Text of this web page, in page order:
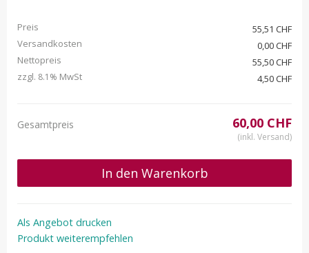
Preis
55,51 CHF
Versandkosten
0,00 CHF
Nettopreis
55,50 CHF
zzgl. 8.1% MwSt 4,50 CHF
Gesamtpreis 60,00 CHF
(inkl. Versand)
In den Warenkorb
Als Angebot drucken
Produkt weiterempfehlen